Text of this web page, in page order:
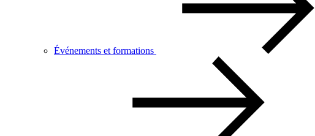
Événements et formations